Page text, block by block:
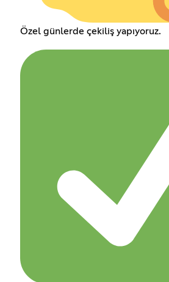
Özel günlerde çekiliş yapıyoruz.